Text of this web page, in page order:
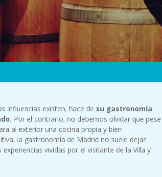
influencias existen, hace de su gastronomía
Por el contrario, no debemos olvidar que pese
al exterior una cocina propia y bien
la gastronomía de Madrid no suele dejar
vividas por el visitante de la Villa y